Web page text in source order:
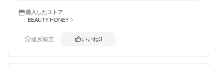
も愛用していきたいっと思います。肌触りが柔らかい感じ
になります。
購入したストア
BEAUTY HONEY
違反報告 いいね3